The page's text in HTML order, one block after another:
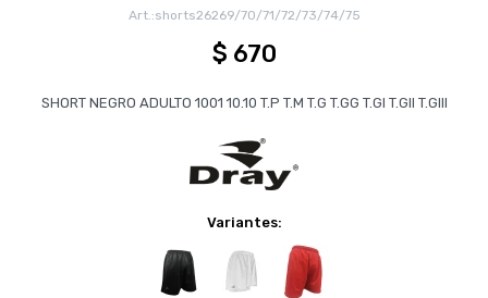
shorts26269/70/71/72/73/74/75
$ 670
SHORT NEGRO ADULTO 1001 10.10 T.P T.M T.G T.GG T.GI T.GII T.GIII
Variantes: